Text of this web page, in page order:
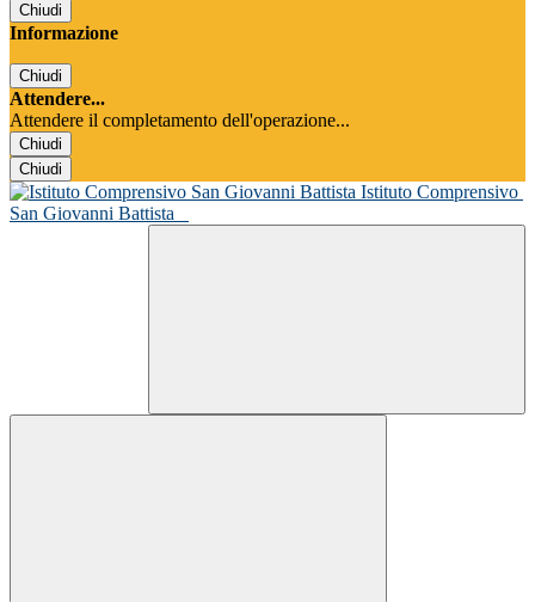
Chiudi
Informazione
Chiudi
Attendere...
Attendere il completamento dell'operazione...
Chiudi
Chiudi
Istituto Comprensivo
San Giovanni Battista